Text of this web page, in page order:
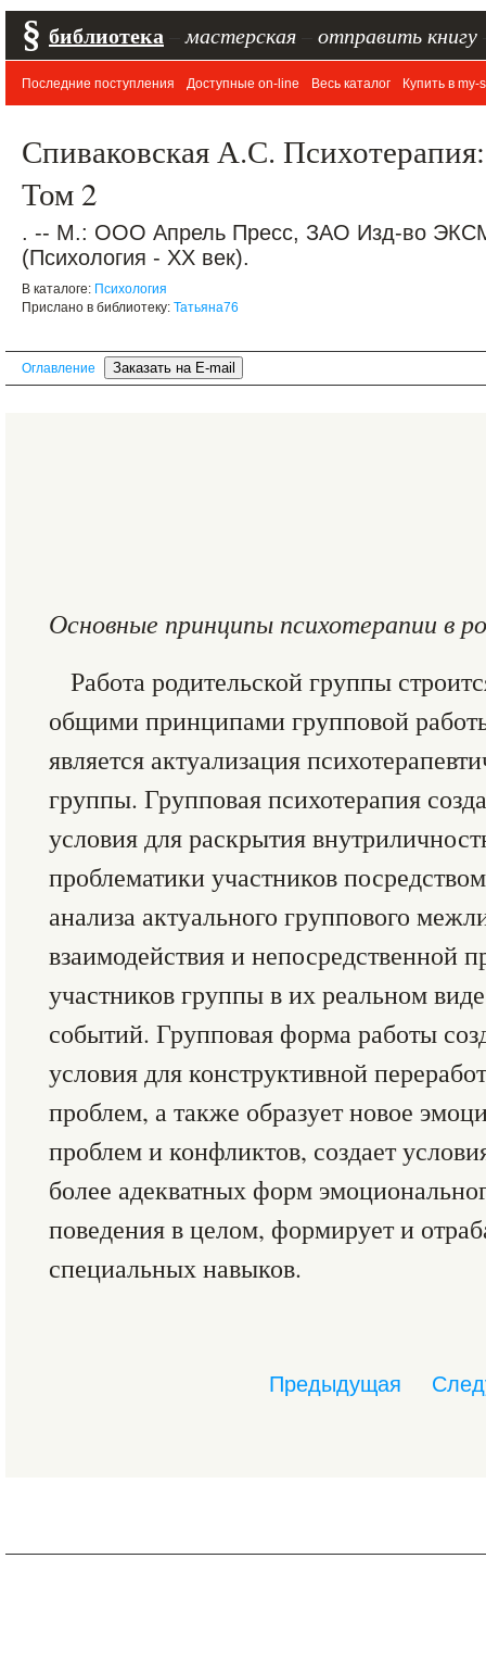
§ библиотека мастерская отправить книгу
Последние поступления Доступные on-line Весь каталог Купить в my-
Спиваковская А.С.
Том 2
. -- М.: ООО Апрель Пресс, ЗАО Изд-во
(Психология - XX век).
В каталоге: Психология
Прислано в библиотеку: Татьяна76
Оглавление
Основные принципы психотерапии в
Работа родительской группы
общими принципами групповой
является актуализация
группы. Групповая психотерапия
условия для раскрытия
проблематики участников
анализа актуального группового
взаимодействия и непосредственной
участников группы в их реальном
событий. Групповая форма работы
условия для конструктивной
проблем, а также образует новое
проблем и конфликтов, создает
более адекватных форм
поведения в целом, формирует и
специальных навыков.
Предыдущая